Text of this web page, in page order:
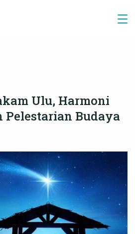
Ulu, Harmoni
Pelestarian Budaya